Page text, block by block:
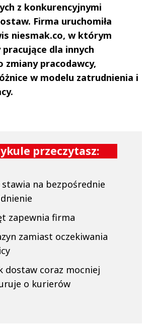
z konkurencyjnymi
Firma uruchomiła
niesmak.co, w którym
pracujące dla innych
pracodawcy,
w modelu zatrudnienia i
przeczytasz:
stawia na bezpośrednie
zapewnia firma
zamiast oczekiwania
dostaw coraz mocniej
o kurierów